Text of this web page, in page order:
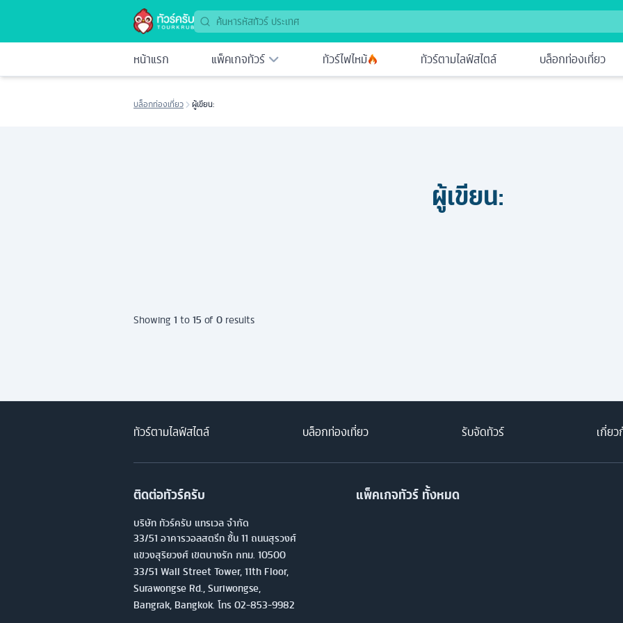
หน้าแรก แพ็คเกจทัวร์ ทัวร์ไฟไหม้ ทัวร์ตามไลฟ์สไตล์ บล็อกท่องเที่ยว
บล็อกท่องเที่ยว ผู้เขียน:
ผู้เขียน:
Showing 1 to15 of 0 results
ทัวร์ตามไลฟ์สไตล์ บล็อกท่องเที่ยว รับจัดทัวร์ เกี่ยว
ติดต่อทัวร์ครับ
บริษัท ทัวร์ครับ แทรเวล จำกัด
33/51 อาคารวอลสตรีท ชั้น 11 ถนนสุรวงศ์
แขวงสุริยวงศ์ เขตบางรัก กทม. 10500
33/51 Wall Street Tower, 11th Floor,
Surawongse Rd., Suriwongse,
Bangrak, Bangkok. โทร 02-853-9982
แพ็คเกจทัวร์ ทั้งหมด